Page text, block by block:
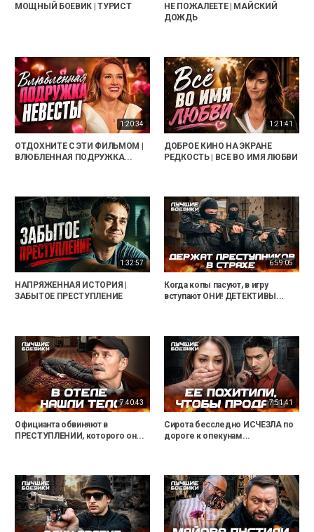
МОЩНЫЙ БОЕВИК | ТУРИСТ
НЕ ПОЖАЛЕЕТЕ | МАЙСКИЙ
ДОЖДЬ
1:20:34
ОТДОХНИТЕ С ЭТИ ФИЛЬМОМ |
ВЛЮБЛЕННАЯ ПОДРУЖКА...
1:21:41
ДОБРОЕ КИНО НА ЭКРАНЕ
РЕДКОСТЬ | ВСЕ ВО ИМЯ ЛЮБВИ
1:32:57
НАПРЯЖЕННАЯ ИСТОРИЯ |
ЗАБЫТОЕ ПРЕСТУПЛЕНИЕ
6:59:05
Когда копы пасуют, в игру
вступают ОНИ! ДЕТЕКТИВЫ...
7:40:43
Официанта обвиняют в
ПРЕСТУПЛЕНИИ, которого он...
7:51:41
Сирота бесследно ИСЧЕЗЛА по
дороге к опекунам...